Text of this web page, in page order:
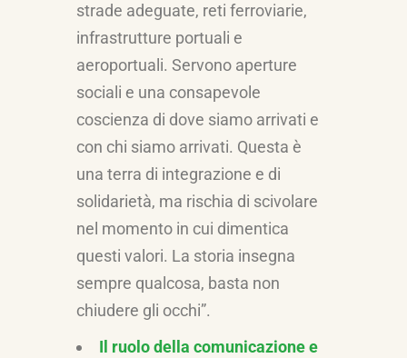
strade adeguate, reti ferroviarie,
infrastrutture portuali e
aeroportuali. Servono aperture
sociali e una consapevole
coscienza di dove siamo arrivati e
con chi siamo arrivati. Questa è
una terra di integrazione e di
solidarietà, ma rischia di scivolare
nel momento in cui dimentica
questi valori. La storia insegna
sempre qualcosa, basta non
chiudere gli occhi”.
Il ruolo della comunicazione e